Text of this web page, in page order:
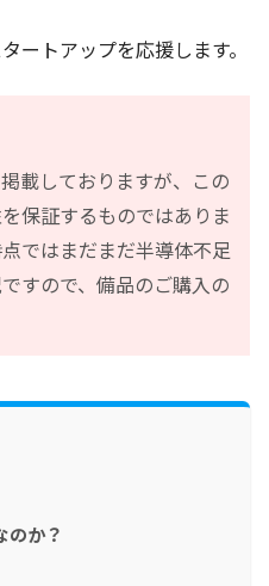
ートアップを応援します。
載しておりますが、この
保証するものではありま
ではまだまだ半導体不足
すので、備品のご購入の
のか？